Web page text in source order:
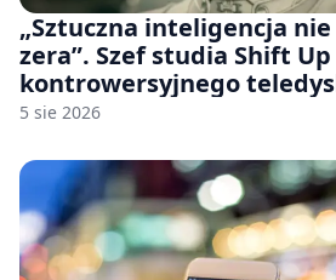
„Sztuczna inteligencja
zera”. Szef studia Shift
kontrowersyjnego
Stellar Blade: Blood Rain
5 sie 2026